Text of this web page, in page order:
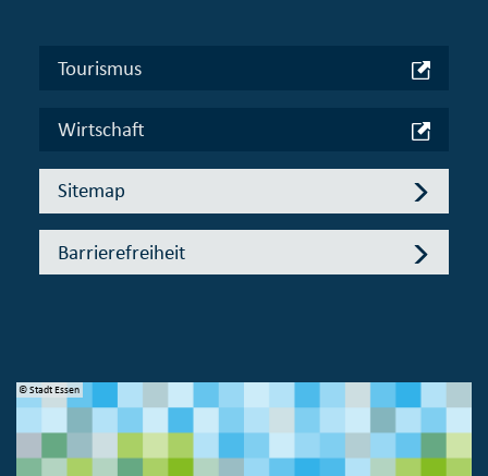
Tourismus
Wirtschaft
Sitemap
Barrierefreiheit
© Stadt Essen